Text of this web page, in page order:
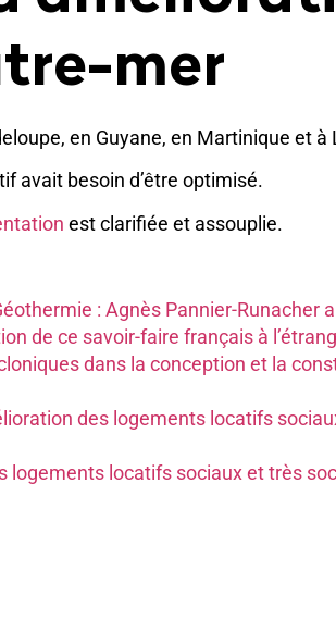
mer
en Guyane, en Martinique et à
avait besoin d’être optimisé.
est clarifiée et assouplie.
: Agnès Pannier-Runacher
de ce savoir-faire français à
dans la conception et la
des logements locatifs
locatifs sociaux et très